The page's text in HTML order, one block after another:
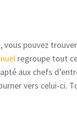
pouvez
regroupe tout
aux chefs
vers celui-ci.